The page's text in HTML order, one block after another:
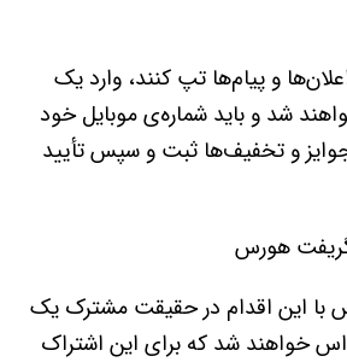
و پیام‌ها تپ کنند، وارد یک
شد و باید شماره‌ی موبایل خود
و تخفیف‌ها ثبت و سپس تأیید
گریفت هورس
با این‌ اقدام در حقیقت مشترک یک
خواهند شد که برای این اشتراک